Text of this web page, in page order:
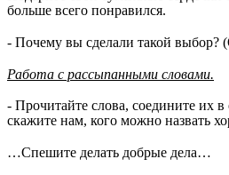
больше всего понравился.
- Почему вы сделали такой выбор?
Работа с рассыпанными словами.
- Прочитайте слова, соедините их
скажите нам, кого можно назвать
…Спешите делать добрые дела…